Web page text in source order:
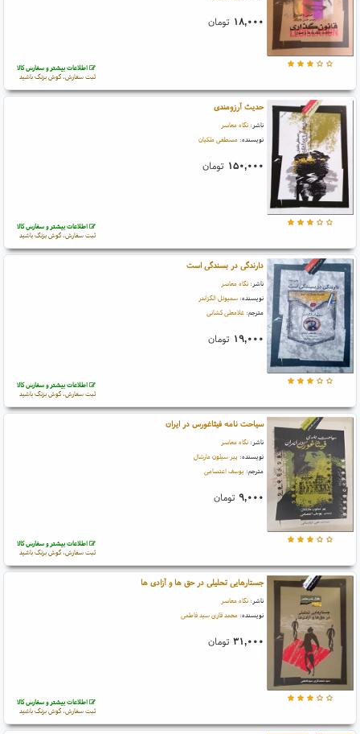
۱۸,۰۰۰ تومان
اطلاعات بیشتر و سفارش کالا
ثبت سفارش، گوش بزنگ باشید
حدیث آرزومندی
ناشر: نگاه معاصر
نویسنده: مصطفی ملکیان
۱۵۰,۰۰۰ تومان
اطلاعات بیشتر و سفارش کالا
ثبت سفارش، گوش بزنگ باشید
دارندگی در بسندگی است
ناشر: نگاه معاصر
نویسنده: سمیوئل الگزاندر
مترجم: غلامعلی کشانی
۱۹,۰۰۰ تومان
اطلاعات بیشتر و سفارش کالا
ثبت سفارش، گوش بزنگ باشید
سیاحت نامه فیثاغورس در ایران
ناشر: نگاه معاصر
نویسنده: پیر سیلون مارشال
مترجم: یوسف اعتصامی
۹,۰۰۰ تومان
اطلاعات بیشتر و سفارش کالا
ثبت سفارش، گوش بزنگ باشید
جستارهایی تحلیلی در حق ها و آزادی ها
ناشر: نگاه معاصر
نویسنده: محمد قاری سید فاطمی
۳۱,۰۰۰ تومان
اطلاعات بیشتر و سفارش کالا
ثبت سفارش، گوش بزنگ باشید